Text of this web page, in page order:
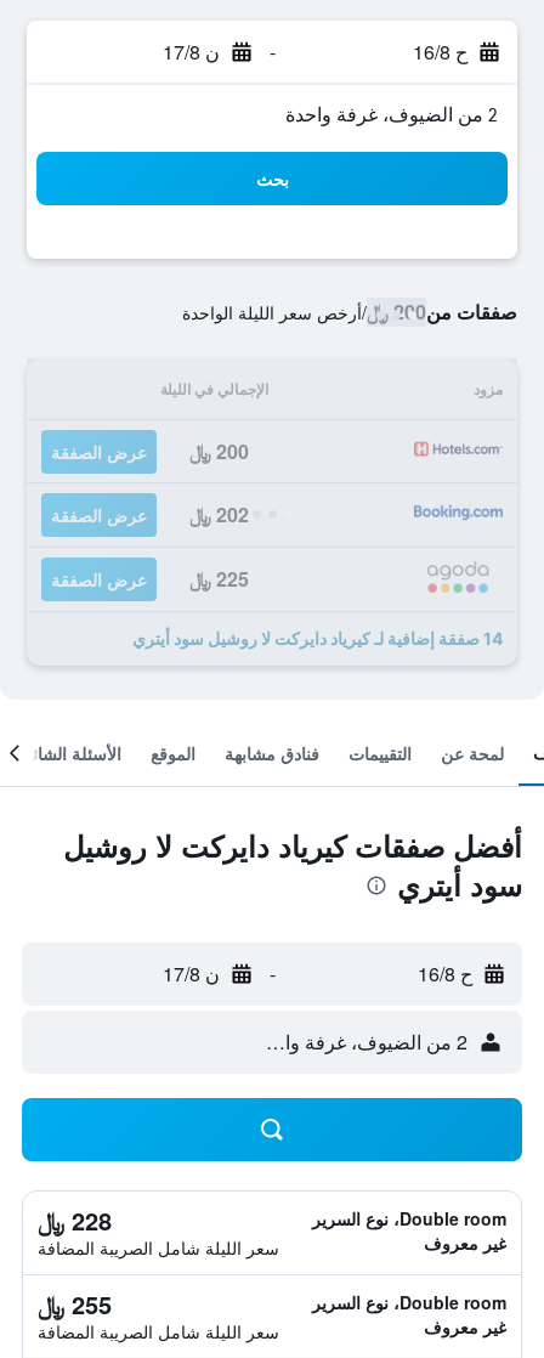
ح 16/8 - ن 17/8
2 من الضيوف، غرفة واحدة
بحث
صفقات من200 ﷼ /أرخص سعر الليلة الواحدة
مزود الإجمالي في الليلة
200 ﷼ عرض الصفقة
202 ﷼ عرض الصفقة
225 ﷼ عرض الصفقة
14 صفقة إضافية لـ كيرياد دايركت لا روشيل سود أيتري
لمحة عن التقييمات فنادق مشابهة الموقع الأسئلة الشائعة
أفضل صفقات كيرياد دايركت لا روشيل
سود أيتري
ح 16/8 - ن 17/8
2 من الضيوف، غرفة واحدة
Double room، نوع السرير
غير معروف
228 ﷼
سعر الليلة شامل الصريبة المضافة
Double room، نوع السرير
غير معروف
255 ﷼
سعر الليلة شامل الصريبة المضافة